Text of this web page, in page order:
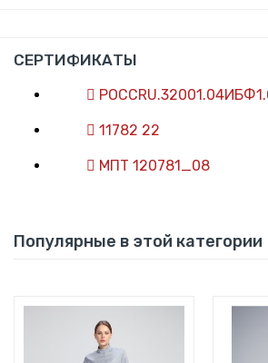
СЕРТИФИКАТЫ
11782 22
МПТ 120781_08
Популярные в этой категории